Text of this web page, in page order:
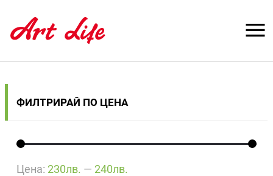
ФИЛТРИРАЙ ПО ЦЕНА
Цена: 230лв. — 240лв.